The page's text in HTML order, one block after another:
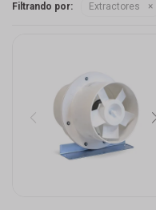
Filtrando por: Extractores